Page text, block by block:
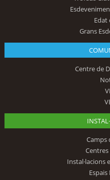
Edat
Grans
Centre de
Camps
Instal·lacions